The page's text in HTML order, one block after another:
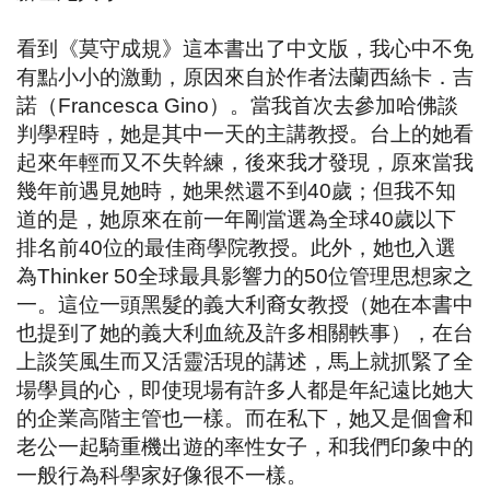
看到《莫守成規》這本書出了中文版，我心中不免
有點小小的激動，原因來自於作者法蘭西絲卡．吉
諾（Francesca Gino）。當我首次去參加哈佛談
判學程時，她是其中一天的主講教授。台上的她看
起來年輕而又不失幹練，後來我才發現，原來當我
幾年前遇見她時，她果然還不到 40歲；但我不知
道的是，她原來在前一年剛當選為全球40歲以下
排名前40位的最佳商學院教授。此外，她也入選
為Thinker 50全球最具影響力的50位管理思想家之
一。這位一頭黑髮的義大利裔女教授（她在本書中
也提到了她的義大利血統及許多相關軼事），在台
上談笑風生而又活靈活現的講述，馬上就抓緊了全
場學員的心，即使現場有許多人都是年紀遠比她大
的企業高階主管也一樣。而在私下，她又是個會和
老公一起騎重機出遊的率性女子，和我們印象中的
一般行為科學家好像很不一樣。